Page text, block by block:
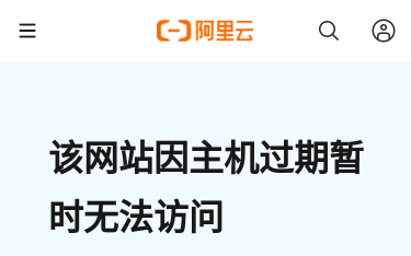
该网站因主机过期暂
时无法访问